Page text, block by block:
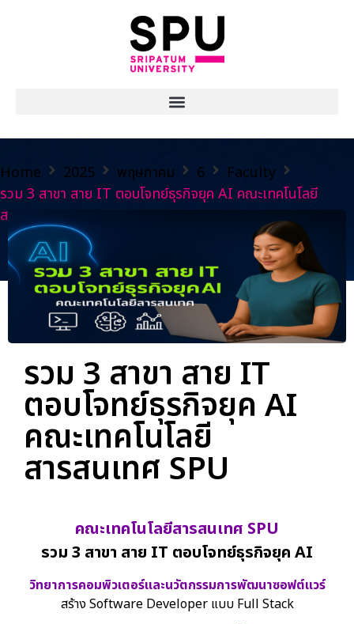
Home 2025 พฤษภาคม 6
Faculty
รวม 3 สาขา สาย IT ตอบโจทย์ธุรกิจยุค AI คณะเทคโนโลยี
สารสนเทศ SPU
รวม 3 สาขา สาย IT
ตอบโจทย์ธุรกิจยุค AI
คณะเทคโนโลยี
สารสนเทศ SPU
คณะเทคโนโลยีสารสนเทศ SPU
รวม 3 สาขา สาย IT ตอบโจทย์ธุรกิจยุค AI
วิทยาการคอมพิวเตอร์และนวัตกรรมการพัฒนาซอฟต์แวร์
สร้าง Software Developer แบบ Full Stack